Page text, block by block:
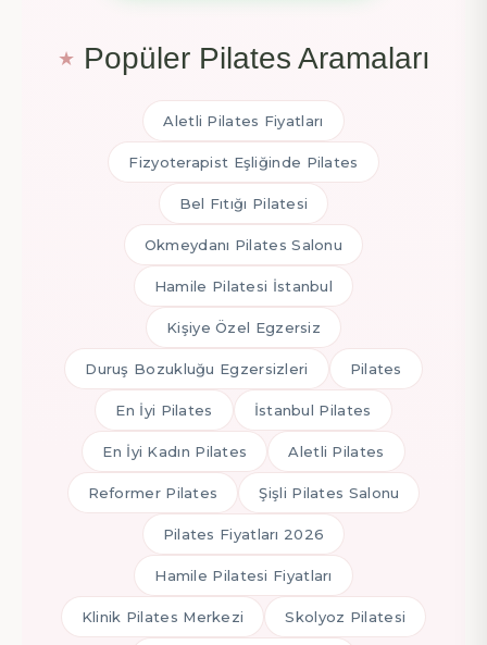
Popüler Pilates Aramaları
Aletli Pilates Fiyatları
Fizyoterapist Eşliğinde Pilates
Bel Fıtığı Pilatesi
Okmeydanı Pilates Salonu
Hamile Pilatesi İstanbul
Kişiye Özel Egzersiz
Duruş Bozukluğu Egzersizleri Pilates
En İyi Pilates İstanbul Pilates
En İyi Kadın Pilates Aletli Pilates
Reformer Pilates Şişli Pilates Salonu
Pilates Fiyatları 2026
Hamile Pilatesi Fiyatları
Klinik Pilates Merkezi Skolyoz Pilatesi